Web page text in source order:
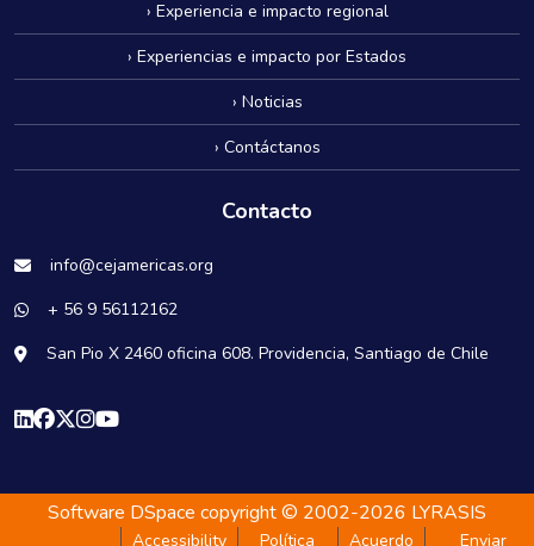
› Experiencia e impacto regional
› Experiencias e impacto por Estados
› Noticias
› Contáctanos
Contacto
info@cejamericas.org
+ 56 9 56112162
San Pio X 2460 oficina 608. Providencia, Santiago de Chile
Software DSpace copyright © 2002-2026 LYRASIS
Accessibility Política Acuerdo Enviar